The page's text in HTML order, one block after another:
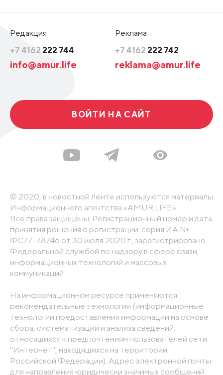
Редакция
+7 4162 222 744
info@amur.life
Реклама
+7 4162 222 742
reklama@amur.life
ВОЙТИ НА САЙТ
© 2020, в новостной ленте используются материалы
Информационного агентства «AMUR.LIFE».
Все права защищены. Регистрационный номер и дата
принятия решения о регистрации: серия ИА №
ФС77-78746 от 30 июля 2020 г., зарегистрировано
Федеральной службой по надзору в сфере связи,
информационных технологий и массовых
коммуникаций
На информационном ресурсе применяются
рекомендательные технологии (информационные
технологии предоставления информации на основе
сбора, систематизации и анализа сведений,
относящихся к предпочтениям пользователей сети
"Интернет", находящихся на территории
Российской Федерации). Адрес электронной почты
для направления юридически значимых сообщений: